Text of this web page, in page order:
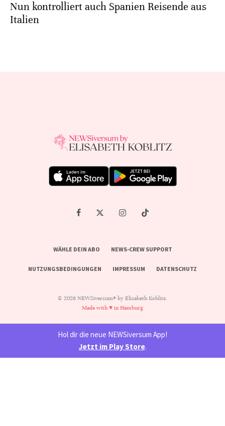
Nun kontrolliert auch Spanien Reisende aus
Italien
WÄHLE DEIN ABO NEWS-CREW SUPPORT
NUTZUNGSBEDINGUNGEN IMPRESSUM DATENSCHUTZ
© 2026 NEWSiversum® by Elisabeth Koblitz.
Made with ♥ in Hamburg
Hol dir die neue NEWSiversum App!
Jetzt im Play Store.